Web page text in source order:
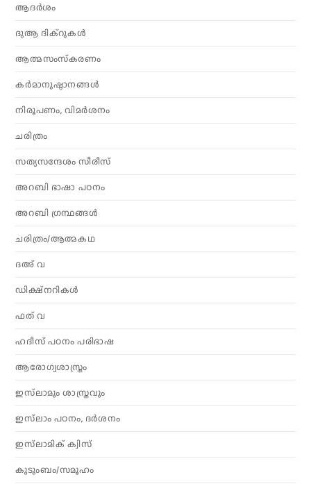
ആദര്‍ശം
ദുആ ദിക്റുകൾ
ആത്മസംസ്‌കരണം
കര്‍മാനുഷ്ഠാനങ്ങള്‍
നിരൂപണം, വിമര്‍ശനം
ചരിത്രം
സത്യസന്ദേശം സീരീസ്
അറബി ഭാഷാ പഠനം
അറബി ഗ്രന്ഥങ്ങൾ
ചരിത്രം/ആത്മകഥ
ദഅ് വ
ഡിക്ഷ്നറികൾ
ഫത് വ
ഹദീസ് പഠനം പരിഭാഷ
ആരോഗ്യശാസ്ത്രം
ഇസ്‌ലാമും ശാസ്ത്രവും
ഇസ്‌ലാം പഠനം, ദർശനം
ഇസ്‌ലാമിക് ക്വിസ്
കുടുംബം/സമൂഹം